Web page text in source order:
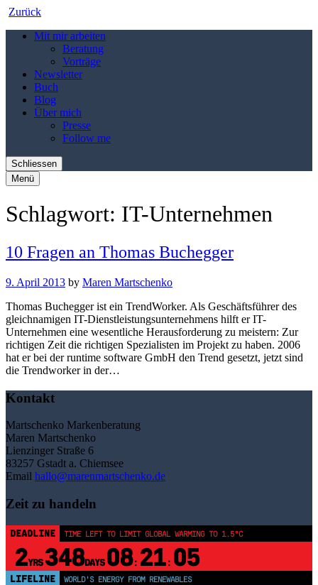
Zurück
Mit mir arbeiten
Beratung
Vorträge
Newsletter
Buch
Blog
Über mich
Presse
Follow me
Schliessen
Menü
Schlagwort: IT-Unternehmen
10 Fragen an Thomas Buchegger
9. April 2013 by Maren Martschenko
Thomas Buchegger ist ein TrendWorker. Als Geschäftsführer des
gleichnamigen IT-Dienstleistungsunternehmens hilft er IT-
Unternehmen eine wesentliche Herausforderung zu meistern: Zur
richtigen Zeit die richtigen Spezialisten im Projekt zu haben. 2006
hat er bei der runtime software GmbH den Trend gesetzt, jetzt sind
die Trendworker in der…
Kontakt
Martschenko Markenberatung
Maren Martschenko
Lienzinger Straße 6
83257 Gstadt a. Chiemsee
Email hallo@marenmartschenko.de
Zeit zu handeln
DEADLINE TIME LEFT TO LIMIT GLOBAL WARMING TO 1.5°C
2YRS348DAYS 08: 21: 04
LIFELINE WORLD'S ENERGY FROM RENEWABLES